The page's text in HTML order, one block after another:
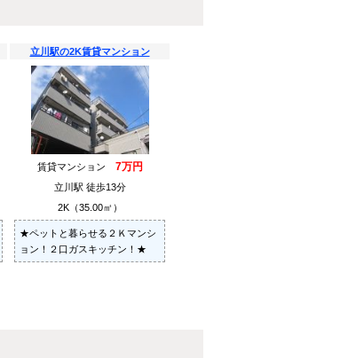
立川駅の2K賃貸マンション
賃貸マンション 7万円
立川駅 徒歩13分
2K（35.00㎡）
★ペットと暮らせる２Ｋマンシ
ョン！２口ガスキッチン！★